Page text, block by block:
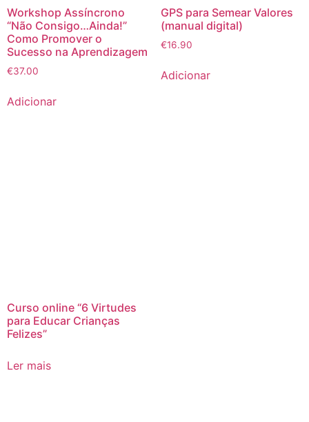
Workshop Assíncrono
“Não Consigo…Ainda!”
Como Promover o
Sucesso na Aprendizagem
€37.00
Adicionar
GPS para Semear Valores
(manual digital)
€16.90
Adicionar
Curso online “6 Virtudes
para Educar Crianças
Felizes”
Ler mais